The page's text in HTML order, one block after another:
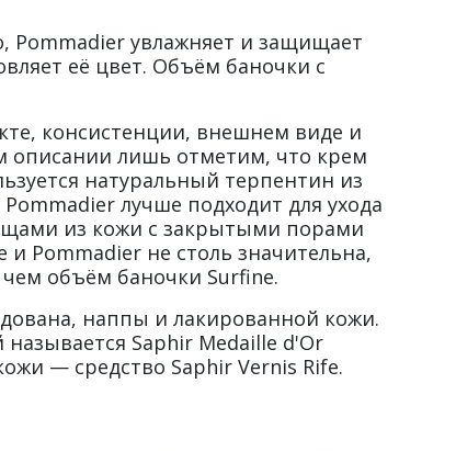
Pommadier увлажняет и защищает
её цвет. Объём баночки с
консистенции, внешнем виде и
описании лишь отметим, что крем
натуральный терпентин из
лучше подходит для ухода
из кожи с закрытыми порами
Pommadier не столь значительна,
объём баночки Surfine.
наппы и лакированной кожи.
Saphir Medaille d'Or
— средство Saphir Vernis Rife.